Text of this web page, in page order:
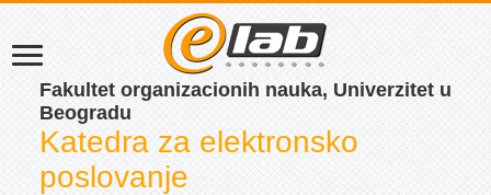
Fakultet organizacionih nauka, Univerzitet u
Beogradu
Katedra za elektronsko
poslovanje